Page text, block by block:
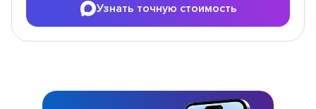
Узнать точную стоимость